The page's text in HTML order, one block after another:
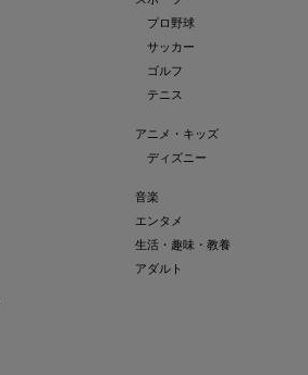
プロ野球
サッカー
ゴルフ
テニス
アニメ・キッズ
ディズニー
音楽
エンタメ
生活・趣味・教養
アダルト